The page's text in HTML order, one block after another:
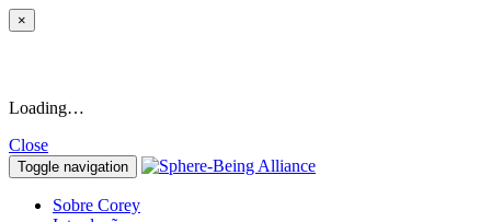
×
Loading…
Close
Toggle navigation
Sobre Corey